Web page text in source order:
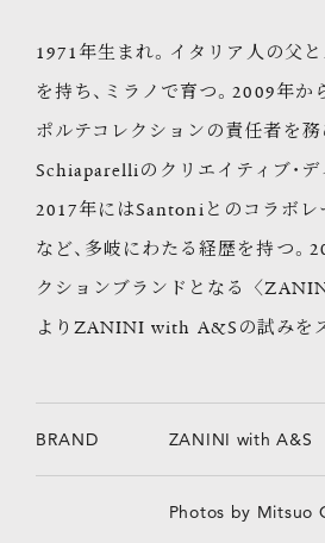
1971年生まれ。イタリア人の父
を持ち、ミラノで育つ。2009年か
ポルテコレクションの責任者を務
Schiaparelliのクリエイティブ・デ
2017年にはSantoniとのコラボレ
など、多岐にわたる経歴を持つ。
クションブランドとなる〈
よりZANINI with A&Sの試みを
BRAND ZANINI with A&S
Photos by Mitsuo